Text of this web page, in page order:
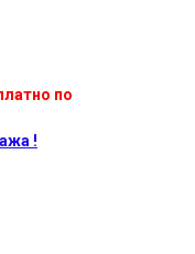
по
!